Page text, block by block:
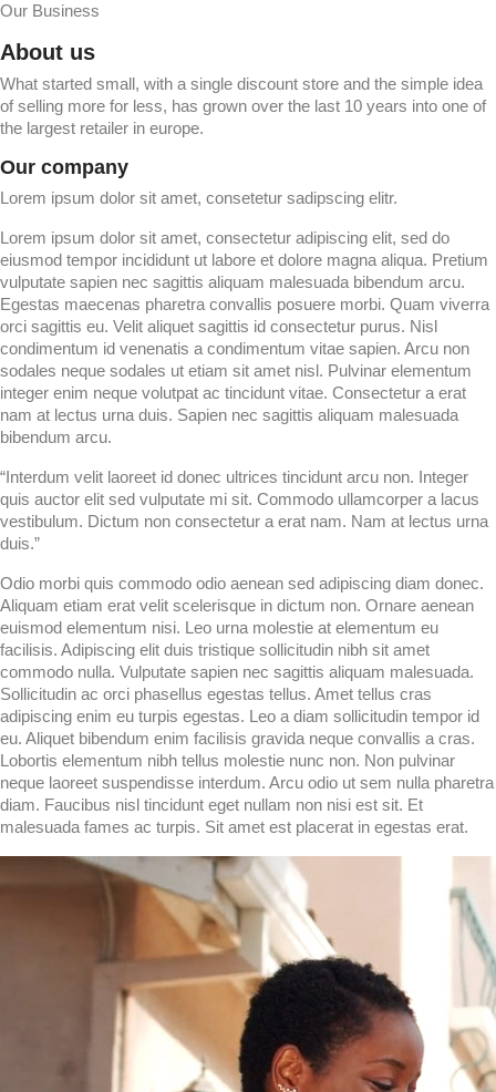
Our Business
About us
What started small, with a single discount store and the simple idea
of selling more for less, has grown over the last 10 years into one of
the largest retailer in europe.
Our company
Lorem ipsum dolor sit amet, consetetur sadipscing elitr.
Lorem ipsum dolor sit amet, consectetur adipiscing elit, sed do
eiusmod tempor incididunt ut labore et dolore magna aliqua. Pretium
vulputate sapien nec sagittis aliquam malesuada bibendum arcu.
Egestas maecenas pharetra convallis posuere morbi. Quam viverra
orci sagittis eu. Velit aliquet sagittis id consectetur purus. Nisl
condimentum id venenatis a condimentum vitae sapien. Arcu non
sodales neque sodales ut etiam sit amet nisl. Pulvinar elementum
integer enim neque volutpat ac tincidunt vitae. Consectetur a erat
nam at lectus urna duis. Sapien nec sagittis aliquam malesuada
bibendum arcu.
“Interdum velit laoreet id donec ultrices tincidunt arcu non. Integer
quis auctor elit sed vulputate mi sit. Commodo ullamcorper a lacus
vestibulum. Dictum non consectetur a erat nam. Nam at lectus urna
duis.”
Odio morbi quis commodo odio aenean sed adipiscing diam donec.
Aliquam etiam erat velit scelerisque in dictum non. Ornare aenean
euismod elementum nisi. Leo urna molestie at elementum eu
facilisis. Adipiscing elit duis tristique sollicitudin nibh sit amet
commodo nulla. Vulputate sapien nec sagittis aliquam malesuada.
Sollicitudin ac orci phasellus egestas tellus. Amet tellus cras
adipiscing enim eu turpis egestas. Leo a diam sollicitudin tempor id
eu. Aliquet bibendum enim facilisis gravida neque convallis a cras.
Lobortis elementum nibh tellus molestie nunc non. Non pulvinar
neque laoreet suspendisse interdum. Arcu odio ut sem nulla pharetra
diam. Faucibus nisl tincidunt eget nullam non nisi est sit. Et
malesuada fames ac turpis. Sit amet est placerat in egestas erat.